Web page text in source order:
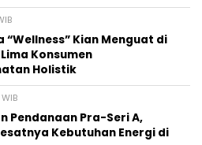
Kian Menguat di
Konsumen
Holistik
Pendanaan Pra-Seri A,
Kebutuhan Energi di